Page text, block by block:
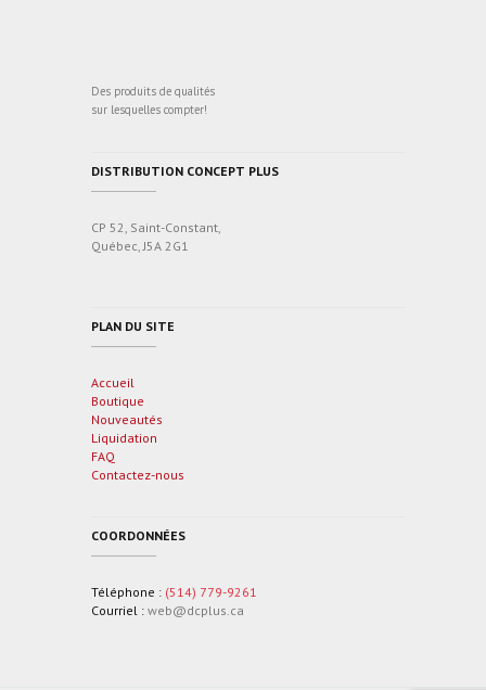
Des produits de qualités
sur lesquelles compter!
DISTRIBUTION CONCEPT PLUS
CP 52, Saint-Constant,
Québec, J5A 2G1
PLAN DU SITE
Accueil
Boutique
Nouveautés
Liquidation
FAQ
Contactez-nous
COORDONNÉES
Téléphone : (514) 779-9261
Courriel : web@dcplus.ca